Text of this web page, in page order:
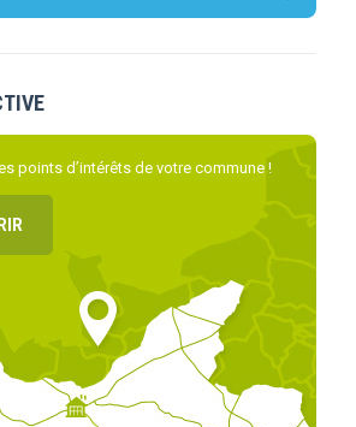
points d’intérêts de votre commune !